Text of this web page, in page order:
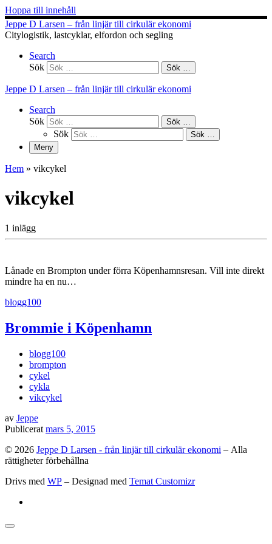
Hoppa till innehåll
Jeppe D Larsen – från linjär till cirkulär ekonomi
Citylogistik, lastcyklar, elfordon och segling
Search
Sök
Sök …
Jeppe D Larsen – från linjär till cirkulär ekonomi
Search
Sök
Sök …
Sök
Sök …
Meny
Hem » vikcykel
vikcykel
1 inlägg
Lånade en Brompton under förra Köpenhamnsresan. Vill inte direkt
mindre ha en nu…
blogg100
Brommie i Köpenhamn
blogg100
brompton
cykel
cykla
vikcykel
av Jeppe
Publicerat mars 5, 2015
© 2026 Jeppe D Larsen - från linjär till cirkulär ekonomi – Alla
rättigheter förbehållna
Drivs med WP – Designad med Temat Customizr